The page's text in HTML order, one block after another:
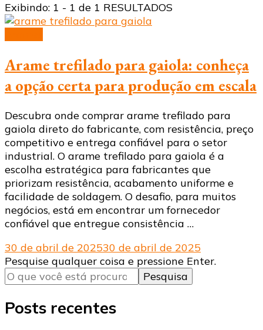
Exibindo: 1 - 1 de 1 RESULTADOS
Arame trefilado para gaiola: conheça
a opção certa para produção em escala
Descubra onde comprar arame trefilado para
gaiola direto do fabricante, com resistência, preço
competitivo e entrega confiável para o setor
industrial. O arame trefilado para gaiola é a
escolha estratégica para fabricantes que
priorizam resistência, acabamento uniforme e
facilidade de soldagem. O desafio, para muitos
negócios, está em encontrar um fornecedor
confiável que entregue consistência …
30 de abril de 202530 de abril de 2025
Procurando
algo?
Pesquise qualquer coisa e pressione Enter.
Posts recentes